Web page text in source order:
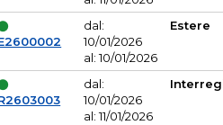
dal:
10/01/2026
al: 10/01/2026
Estere
dal:
10/01/2026
al: 11/01/2026